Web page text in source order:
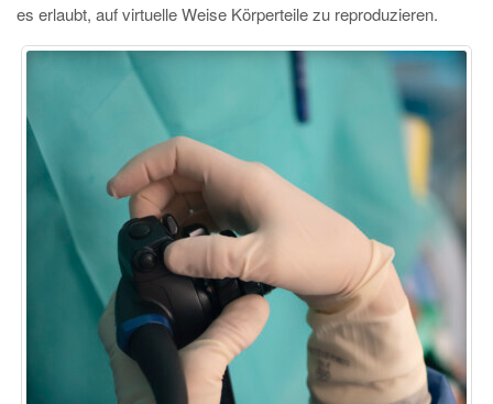
es erlaubt, auf virtuelle Weise Körperteile zu reproduzieren.